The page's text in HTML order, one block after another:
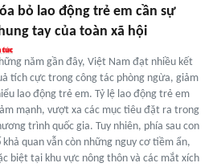
bỏ lao động trẻ em cần sự
tay của toàn xã hội
năm gần đây, Việt Nam đạt nhiều kết
tích cực trong công tác phòng ngừa, giảm
lao động trẻ em. Tỷ lệ lao động trẻ em
mạnh, vượt xa các mục tiêu đặt ra trong
trình quốc gia. Tuy nhiên, phía sau con
khả quan vẫn còn những nguy cơ tiềm ẩn,
biệt tại khu vực nông thôn và các mắt xích